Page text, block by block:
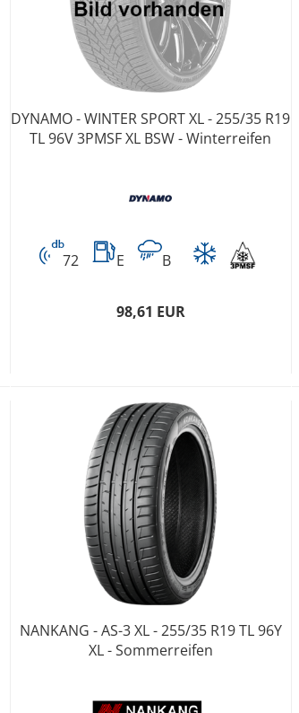
DYNAMO - WINTER SPORT XL - 255/35 R19
TL 96V 3PMSF XL BSW - Winterreifen
72 E B
98,61 EUR
NANKANG - AS-3 XL - 255/35 R19 TL 96Y
XL - Sommerreifen